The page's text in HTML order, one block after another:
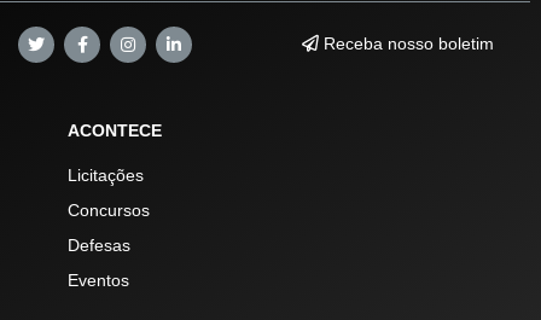
Receba nosso boletim
ACONTECE
Licitações
Concursos
Defesas
Eventos